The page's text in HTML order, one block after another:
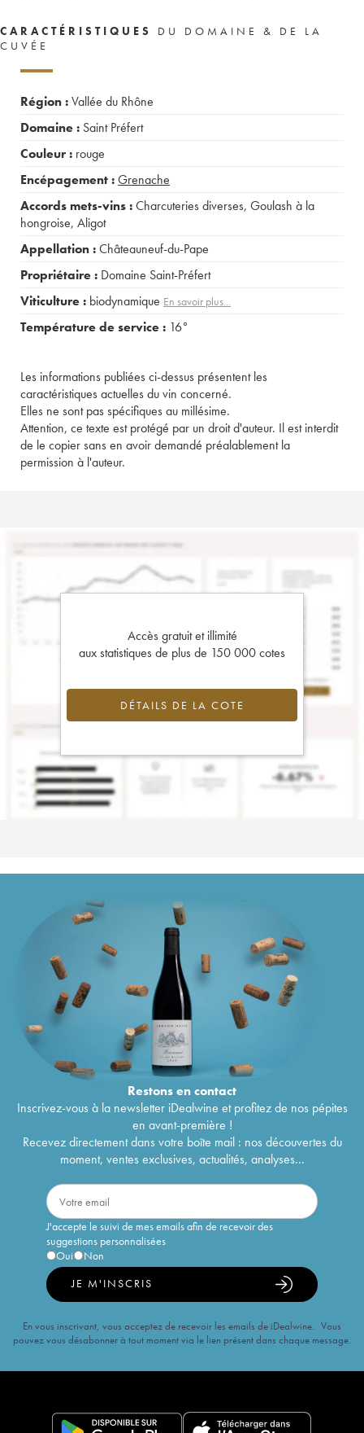
CARACTÉRISTIQUES
DU DOMAINE & DE LA
CUVÉE
Région :Vallée du Rhône
Domaine : Saint Préfert
Couleur : rouge
Encépagement :Grenache
Accords mets-vins :Charcuteries diverses, Goulash à la
hongroise, Aligot
Appellation :Châteauneuf-du-Pape
Propriétaire : Domaine Saint-Préfert
Viticulture : biodynamique En savoir plus...
Température de service : 16°
Les informations publiées ci-dessus présentent les
caractéristiques actuelles du vin concerné.
Elles ne sont pas spécifiques au millésime.
Attention, ce texte est protégé par un droit d'auteur. Il est interdit
de le copier sans en avoir demandé préalablement la
permission à l'auteur.
Accès gratuit et illimité
aux statistiques de plus de 150 000 cotes
DÉTAILS DE LA COTE
Restons encontact
Inscrivez-vous à la newsletter iDealwine et profitez de nos pépites
en avant-première !
Recevez directement dans votre boîte mail : nos découvertes du
moment, ventes exclusives, actualités, analyses...
J'accepte le suivi de mes emails afin de recevoir des
suggestions personnalisées
Oui
Non
JE M'INSCRIS
En vous inscrivant, vous acceptez de recevoir les emails de iDealwine. Vous
pouvez vous désabonner à tout moment via le lien présent dans chaque message.